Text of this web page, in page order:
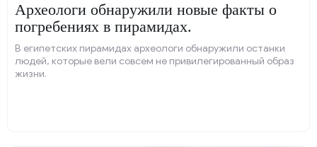
Археологи обнаружили новые факты о
погребениях в пирамидах.
В египетских пирамидах археологи обнаружили останки
людей, которые вели совсем не привилегированный образ
жизни.